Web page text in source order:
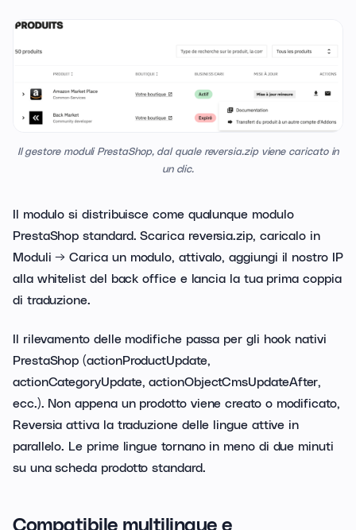
Il gestore moduli PrestaShop, dal quale reversia.zip viene caricato in
un clic.
Il modulo si distribuisce come qualunque modulo
PrestaShop standard. Scarica reversia.zip, caricalo in
Moduli → Carica un modulo, attivalo, aggiungi il nostro IP
alla whitelist del back office e lancia la tua prima coppia
di traduzione.
Il rilevamento delle modifiche passa per gli hook nativi
PrestaShop (actionProductUpdate,
actionCategoryUpdate, actionObjectCmsUpdateAfter,
ecc.). Non appena un prodotto viene creato o modificato,
Reversia attiva la traduzione delle lingue attive in
parallelo. Le prime lingue tornano in meno di due minuti
su una scheda prodotto standard.
Compatibile multilingue e